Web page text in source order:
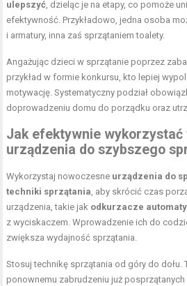
ulepszyć, dzieląc je na etapy, co pomoże
efektywność. Przykładowo, jedna osoba
i armatury, inna zaś sprzątaniem toalety.
Angażując dzieci w sprzątanie poprzez
przykład w formie konkursu, kto lepiej
motywację. Systematyczny podział
doprowadzeniu domu do porządku oraz
Jak efektywnie wykorzystać
urządzenia do szybszego
Wykorzystaj nowoczesne urządzenia do
techniki sprzątania, aby skrócić czas
urządzenia, takie jak odkurzacze
z wyciskaczem. Wprowadzenie ich do
zwiększa wydajność sprzątania.
Stosuj technikę sprzątania od góry do dołu.
ponownemu zabrudzeniu już